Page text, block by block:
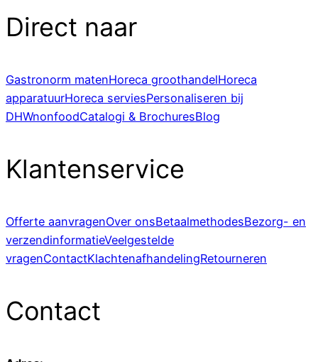
Direct naar
Gastronorm matenHoreca groothandelHoreca
apparatuurHoreca serviesPersonaliseren bij
DHWnonfoodCatalogi & BrochuresBlog
Klantenservice
Offerte aanvragenOver onsBetaalmethodesBezorg- en
verzendinformatieVeelgestelde
vragenContactKlachtenafhandelingRetourneren
Contact